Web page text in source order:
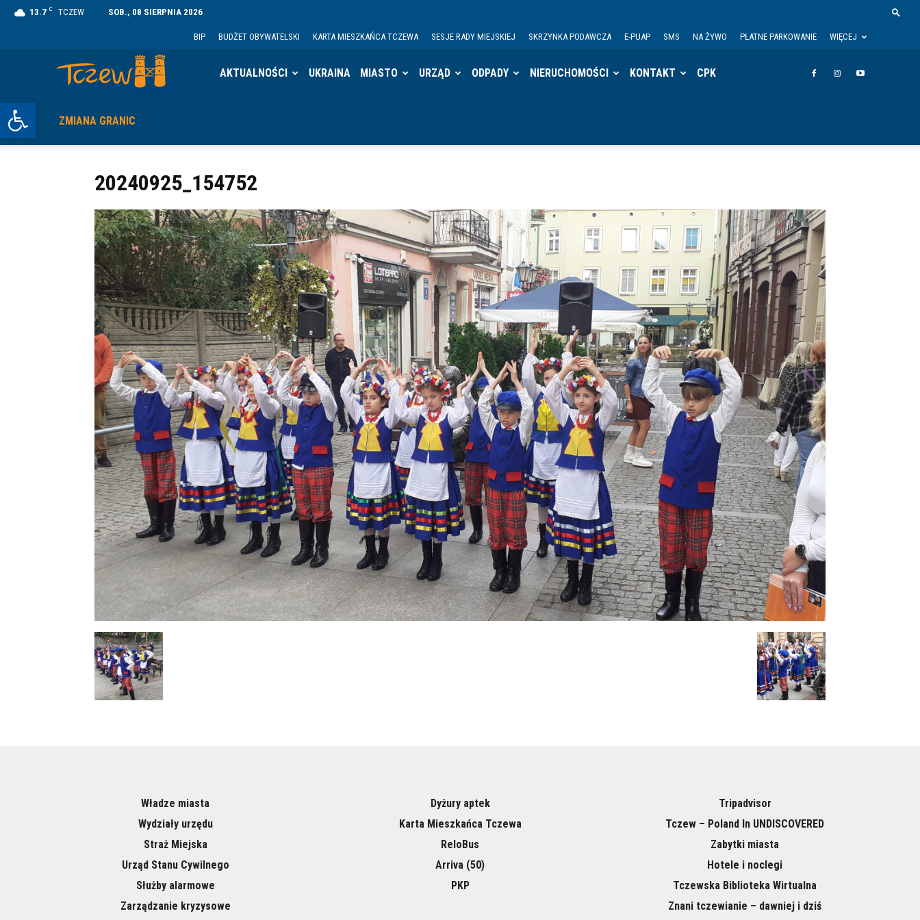
Otwórz pasek narzędzi
13.7 C TCZEW SOB., 08 SIERPNIA 2026
BIP BUDŻET OBYWATELSKI KARTA MIESZKAŃCA TCZEWA SESJE RADY MIEJSKIEJ SKRZYNKA PODAWCZA E-PUAP SMS NA ŻYWO PŁATNE PARKOWANIE WIĘCEJ
AKTUALNOŚCI UKRAINA MIASTO URZĄD ODPADY NIERUCHOMOŚCI KONTAKT CPK
ZMIANA GRANIC
20240925_154752
Władze miasta
Wydziały urzędu
Straż Miejska
Urząd Stanu Cywilnego
Służby alarmowe
Zarządzanie kryzysowe
Dyżury aptek
Karta Mieszkańca Tczewa
ReloBus
Arriva (50)
PKP
Tripadvisor
Tczew – Poland In UNDISCOVERED
Zabytki miasta
Hotele i noclegi
Tczewska Biblioteka Wirtualna
Znani tczewianie – dawniej i dziś